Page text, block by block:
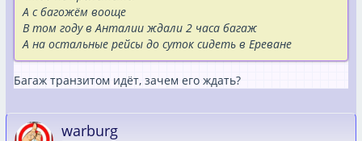
А с багожём вооще
В том году в Анталии ждали 2 часа багаж
А на остальные рейсы до суток сидеть в Ереване
Багаж транзитом идёт, зачем его ждать?
warburg